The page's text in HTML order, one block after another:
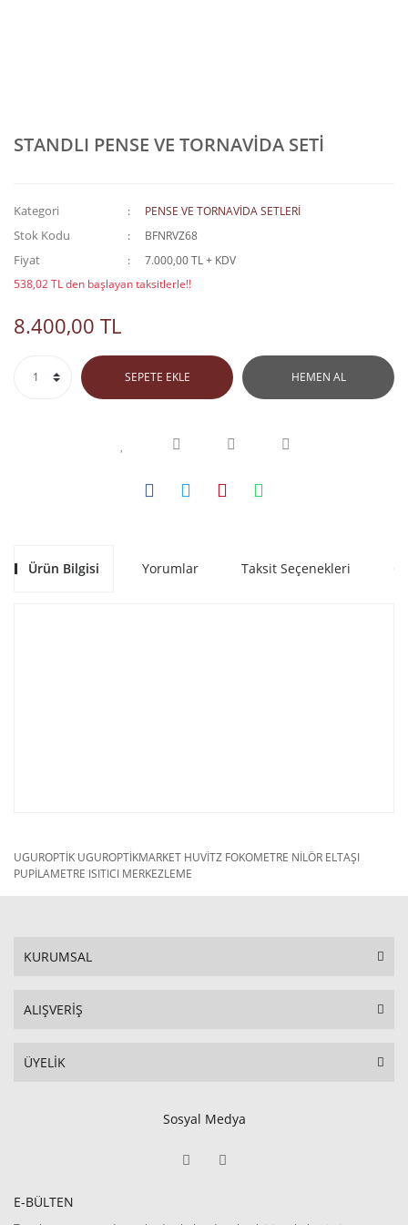
STANDLI PENSE VE TORNAVİDA SETİ
Kategori PENSE VE TORNAVİDA SETLERİ
Stok Kodu BFNRVZ68
Fiyat
7.000,00 TL + KDV
538,02 TL den başlayan taksitlerle!!
8.400,00 TL
SEPETE EKLE HEMEN AL
Ürün Bilgisi Yorumlar Taksit Seçenekleri
UGUROPTİK UGUROPTİKMARKET HUVİTZ FOKOMETRE NİLÖR ELTAŞI
PUPİLAMETRE ISITICI MERKEZLEME
KURUMSAL
ALIŞVERİŞ
ÜYELİK
Sosyal Medya
E-BÜLTEN